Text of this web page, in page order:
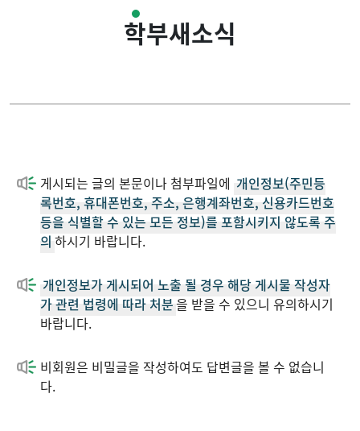
학부특장점
학생활동
취업정보
학부새소식
포토갤러리
학부새소식
게시되는 글의 본문이나 첨부파일에 개인정보(주민등
록번호, 휴대폰번호, 주소, 은행계좌번호, 신용카드번호
등을 식별할 수 있는 모든 정보)를 포함시키지 않도록 주
의 하시기 바랍니다.
개인정보가 게시되어 노출 될 경우 해당 게시물 작성자
가 관련 법령에 따라 처분을 받을 수 있으니 유의하시기
바랍니다.
비회원은 비밀글을 작성하여도 답변글을 볼 수 없습니
다.